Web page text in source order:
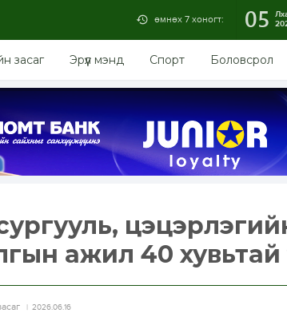
өмнөх 7 хоногт: 05
засаг Эрүүл мэнд Спорт Боловсрол
ажил 40
2026.06.16